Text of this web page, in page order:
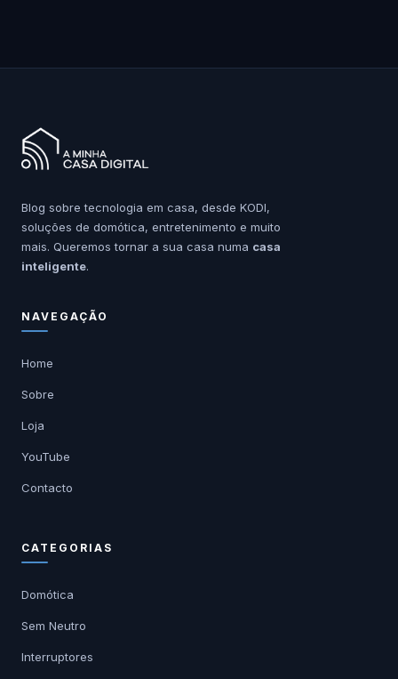
Blog sobre tecnologia em casa, desde KODI,
soluções de domótica, entretenimento e muito
mais. Queremos tornar a sua casa numa casa
inteligente.
NAVEGAÇÃO
Home
Sobre
Loja
YouTube
Contacto
CATEGORIAS
Domótica
Sem Neutro
Interruptores